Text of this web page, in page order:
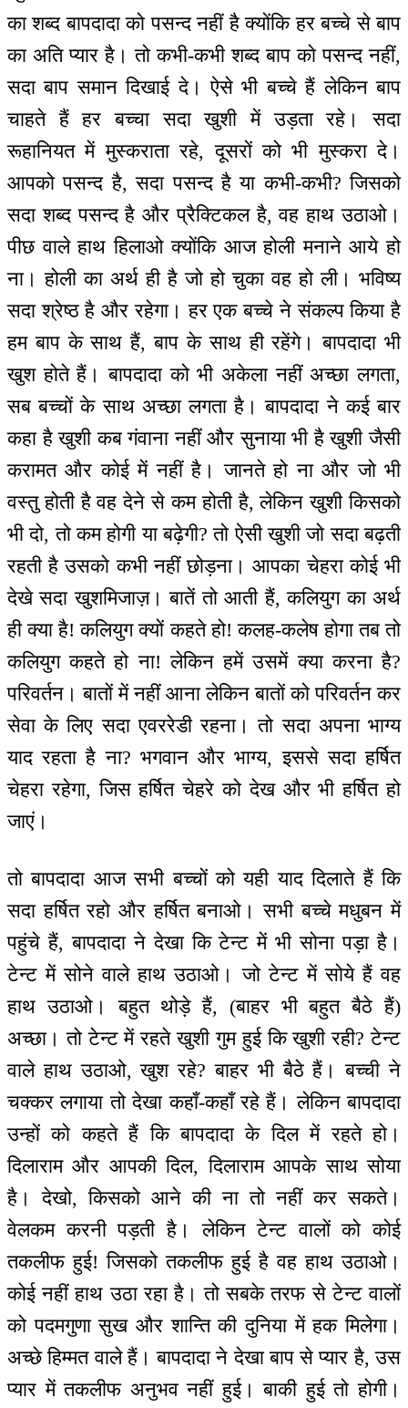
का शब्द बापदादा को पसन्द नहीं है क्योंकि हर बच्चे से बाप
का अति प्यार है। तो कभी-कभी शब्द बाप को पसन्द नहीं,
सदा बाप समान दिखाई दे। ऐसे भी बच्चे हैं लेकिन बाप
चाहते हैं हर बच्चा सदा खुशी में उड़ता रहे। सदा
रूहानियत में मुस्कराता रहे, दूसरों को भी मुस्करा दे।
आपको पसन्द है, सदा पसन्द है या कभी-कभी? जिसको
सदा शब्द पसन्द है और प्रैक्टिकल है, वह हाथ उठाओ।
पीछ वाले हाथ हिलाओ क्योंकि आज होली मनाने आये हो
ना। होली का अर्थ ही है जो हो चुका वह हो ली। भविष्य
सदा श्रेष्ठ है और रहेगा। हर एक बच्चे ने संकल्प किया है
हम बाप के साथ हैं, बाप के साथ ही रहेंगे। बापदादा भी
खुश होते हैं। बापदादा को भी अकेला नहीं अच्छा लगता,
सब बच्चों के साथ अच्छा लगता है। बापदादा ने कई बार
कहा है खुशी कब गंवाना नहीं और सुनाया भी है खुशी जैसी
करामत और कोई में नहीं है। जानते हो ना और जो भी
वस्तु होती है वह देने से कम होती है, लेकिन खुशी किसको
भी दो, तो कम होगी या बढ़ेगी? तो ऐसी खुशी जो सदा बढ़ती
रहती है उसको कभी नहीं छोड़ना। आपका चेहरा कोई भी
देखे सदा खुशमिजाज़। बातें तो आती हैं, कलियुग का अर्थ
ही क्या है! कलियुग क्यों कहते हो! कलह-कलेष होगा तब तो
कलियुग कहते हो ना! लेकिन हमें उसमें क्या करना है?
परिवर्तन। बातों में नहीं आना लेकिन बातों को परिवर्तन कर
सेवा के लिए सदा एवररेडी रहना। तो सदा अपना भाग्य
याद रहता है ना? भगवान और भाग्य, इससे सदा हर्षित
चेहरा रहेगा, जिस हर्षित चेहरे को देख और भी हर्षित हो
जाएं।
तो बापदादा आज सभी बच्चों को यही याद दिलाते हैं कि
सदा हर्षित रहो और हर्षित बनाओ। सभी बच्चे मधुबन में
पहुंचे हैं, बापदादा ने देखा कि टेन्ट में भी सोना पड़ा है।
टेन्ट में सोने वाले हाथ उठाओ। जो टेन्ट में सोये हैं वह
हाथ उठाओ। बहुत थोड़े हैं, (बाहर भी बहुत बैठे हैं)
अच्छा। तो टेन्ट में रहते खुशी गुम हुई कि खुशी रही? टेन्ट
वाले हाथ उठाओ, खुश रहे? बाहर भी बैठे हैं। बच्ची ने
चक्कर लगाया तो देखा कहाँ-कहाँ रहे हैं। लेकिन बापदादा
उन्हों को कहते हैं कि बापदादा के दिल में रहते हो।
दिलाराम और आपकी दिल, दिलाराम आपके साथ सोया
है। देखो, किसको आने की ना तो नहीं कर सकते।
वेलकम करनी पड़ती है। लेकिन टेन्ट वालों को कोई
तकलीफ हुई! जिसको तकलीफ हुई है वह हाथ उठाओ।
कोई नहीं हाथ उठा रहा है। तो सबके तरफ से टेन्ट वालों
को पदमगुणा सुख और शान्ति की दुनिया में हक मिलेगा।
अच्छे हिम्मत वाले हैं। बापदादा ने देखा बाप से प्यार है, उस
प्यार में तकलीफ अनुभव नहीं हुई। बाकी हुई तो होगी।